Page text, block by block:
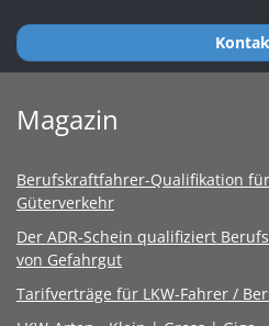
Magazin
Berufskraftfahrer-Qualifikation
Güterverkehr
Der ADR-Schein qualifiziert
von Gefahrgut
Tarifverträge für LKW-Fahrer /